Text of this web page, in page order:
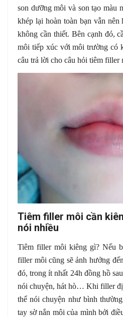
son dưỡng môi và son tạo màu
khép lại hoàn toàn bạn vẫn nên
không cần thiết. Bên cạnh đó,
môi tiếp xúc với môi trường có
câu trả lời cho câu hỏi tiêm filler
Tiêm filler môi cần
nói nhiều
Tiêm filler môi kiêng gì? Nếu
filler môi cũng sẽ ảnh hưởng
đó, trong ít nhất 24h đồng hồ
nói chuyện, hát hò… Khi filler
thể nói chuyện như bình
tay sờ nắn môi của mình bởi